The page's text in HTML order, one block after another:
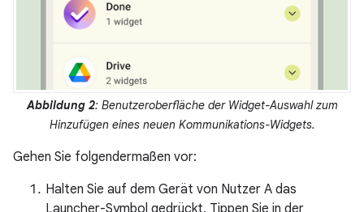
Abbildung 2: Benutzeroberfläche der Widget-Auswahl zum
Hinzufügen eines neuen Kommunikations-Widgets.
Gehen Sie folgendermaßen vor:
Halten Sie auf dem Gerät von Nutzer A das